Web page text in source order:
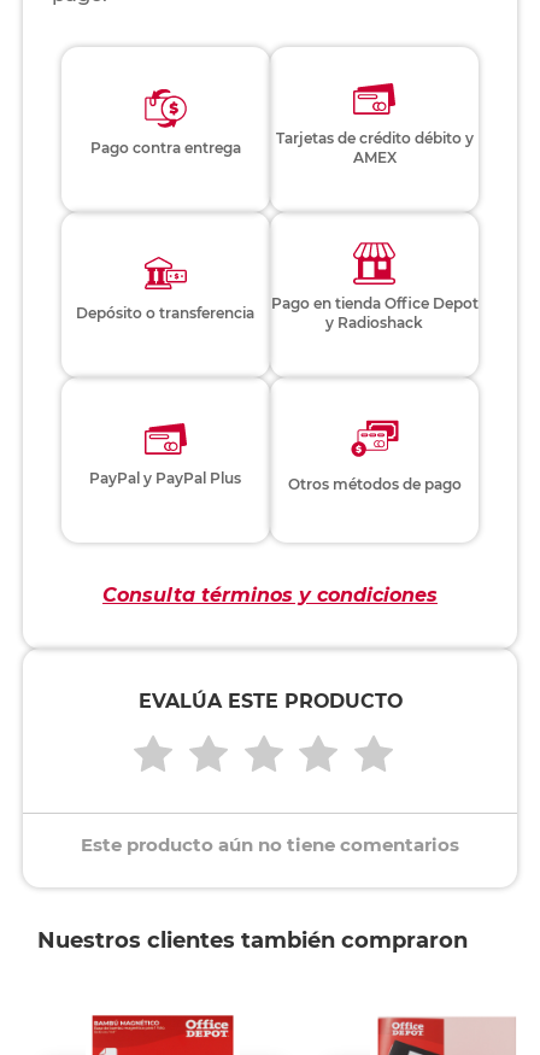
Pago contra entrega
Tarjetas de crédito débito y
AMEX
Depósito o transferencia
Pago en tienda Office Depot
y Radioshack
PayPal y PayPal Plus Otros métodos de pago
Consulta términos y condiciones
EVALÚA ESTE PRODUCTO
Este producto aún no tiene comentarios
Nuestros clientes también compraron